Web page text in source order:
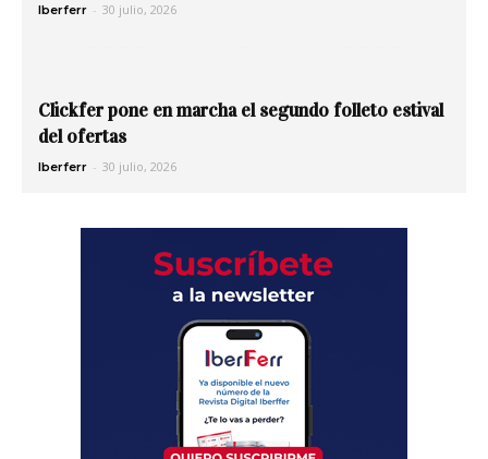
Iberferr - 30 julio, 2026
Clickfer pone en marcha el segundo folleto estival
del ofertas
Iberferr - 30 julio, 2026